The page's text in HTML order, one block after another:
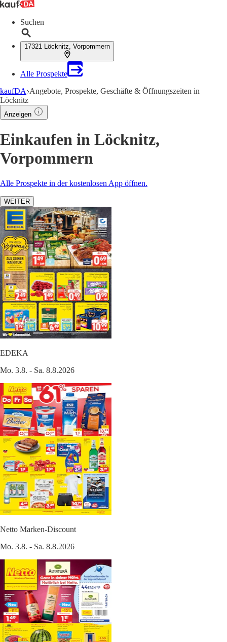
Suchen
17321 Löcknitz, Vorpommern
Alle Prospekte
kaufDA Angebote, Prospekte, Geschäfte & Öffnungszeiten in
Löcknitz
Anzeigen
Einkaufen in Löcknitz,
Vorpommern
Alle Prospekte in der kostenlosen App öffnen.
WEITER
EDEKA
Mo. 3.8. - Sa. 8.8.2026
Netto Marken-Discount
Mo. 3.8. - Sa. 8.8.2026